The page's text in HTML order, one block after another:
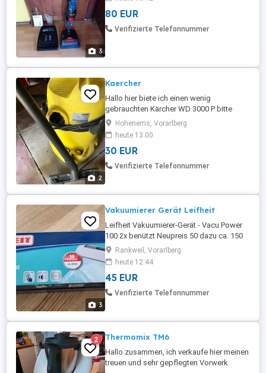
3
80 EUR
Verifizierte Telefonnummer
2
Kaercher
Hallo hier biete ich einen wenig
gebrauchten Kärcher WD 3000 P bitte
anrufen 06766603719
Hohenems, Vorarlberg
heute 13:00
30 EUR
Verifizierte Telefonnummer
3
Vakuumierer Gerät Leifheit
Leifheit Vakuumierer-Gerät - Vacu Power
100 2x benützt Neupreis 50 dazu ca. 150
Vaccumbeutel Preis ca. 20
Rankweil, Vorarlberg
heute 12:44
45 EUR
Verifizierte Telefonnummer
2 Thermomix TM6
Hallo zusammen, ich verkaufe hier meinen
treuen und sehr gepflegten Vorwerk